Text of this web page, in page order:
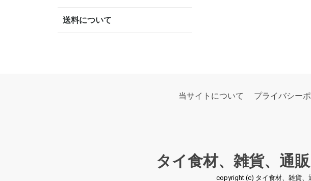
送料について
当サイトについて プライバシー
タイ食材、雑貨、通
copyright (c) タイ食材、雑貨